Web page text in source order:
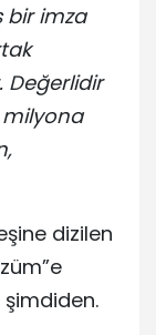
bir imza
Değerlidir
dizilen